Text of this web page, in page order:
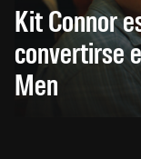
Kit Connor
convertirse
Men